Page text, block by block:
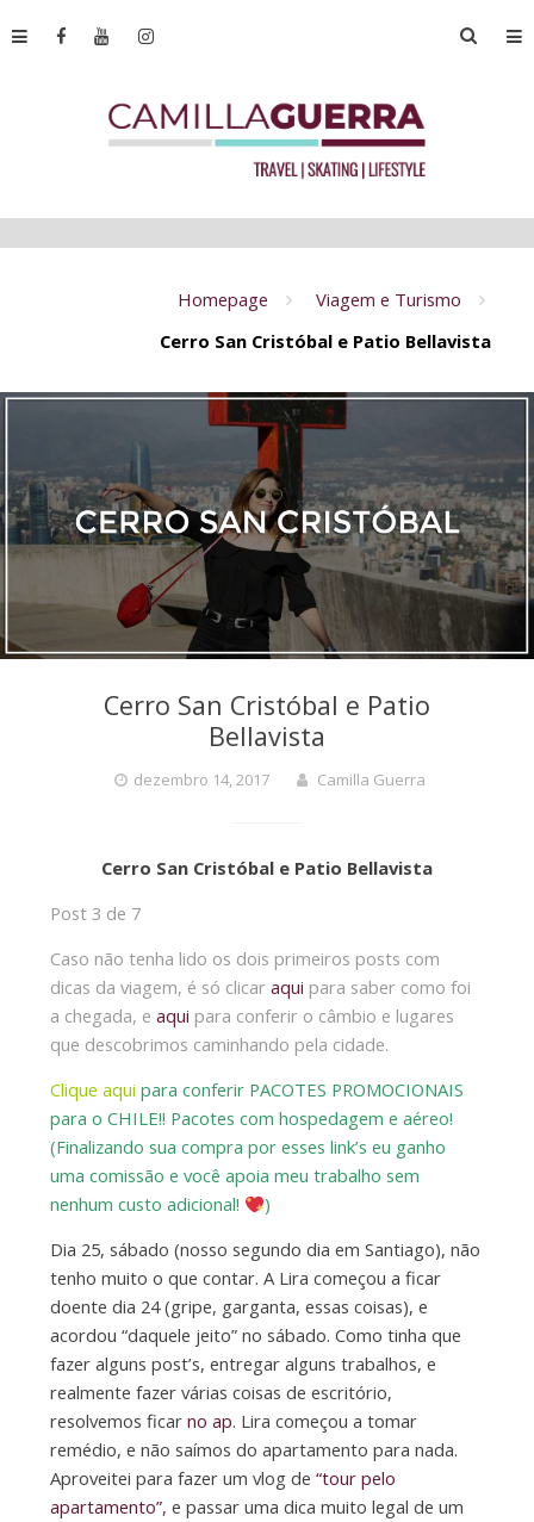
Homepage
Viagem e Turismo
Cerro San Cristóbal e Patio Bellavista
Cerro San Cristóbal e Patio
Bellavista
dezembro 14, 2017 Camilla Guerra
Cerro San Cristóbal e Patio Bellavista
Post 3 de 7
Caso não tenha lido os dois primeiros posts com
dicas da viagem, é só clicar aqui para saber como foi
a chegada, e aqui para conferir o câmbio e lugares
que descobrimos caminhando pela cidade.
Clique aqui para conferir PACOTES PROMOCIONAIS
para o CHILE!! Pacotes com hospedagem e aéreo!
(Finalizando sua compra por esses link’s eu ganho
uma comissão e você apoia meu trabalho sem
nenhum custo adicional!
)
Dia 25, sábado (nosso segundo dia em Santiago), não
tenho muito o que contar. A Lira começou a ficar
doente dia 24 (gripe, garganta, essas coisas), e
acordou “daquele jeito” no sábado. Como tinha que
fazer alguns post’s, entregar alguns trabalhos, e
realmente fazer várias coisas de escritório,
resolvemos ficar no ap. Lira começou a tomar
remédio, e não saímos do apartamento para nada.
Aproveitei para fazer um vlog de “tour pelo
apartamento”, e passar uma dica muito legal de um